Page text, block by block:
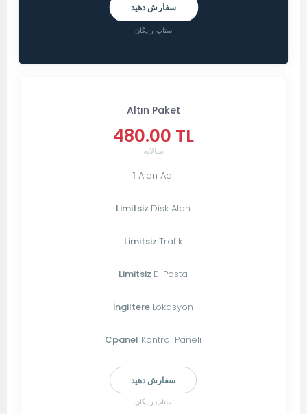
سفارش دهید
ستاپ رایگان
Altın Paket
480.00 TL
سالانه
1 Alan Adı
Limitsiz Disk Alan
Limitsiz Trafik
Limitsiz E-Posta
İngiltere Lokasyon
Cpanel Kontrol Paneli
سفارش دهید
ستاپ رایگان